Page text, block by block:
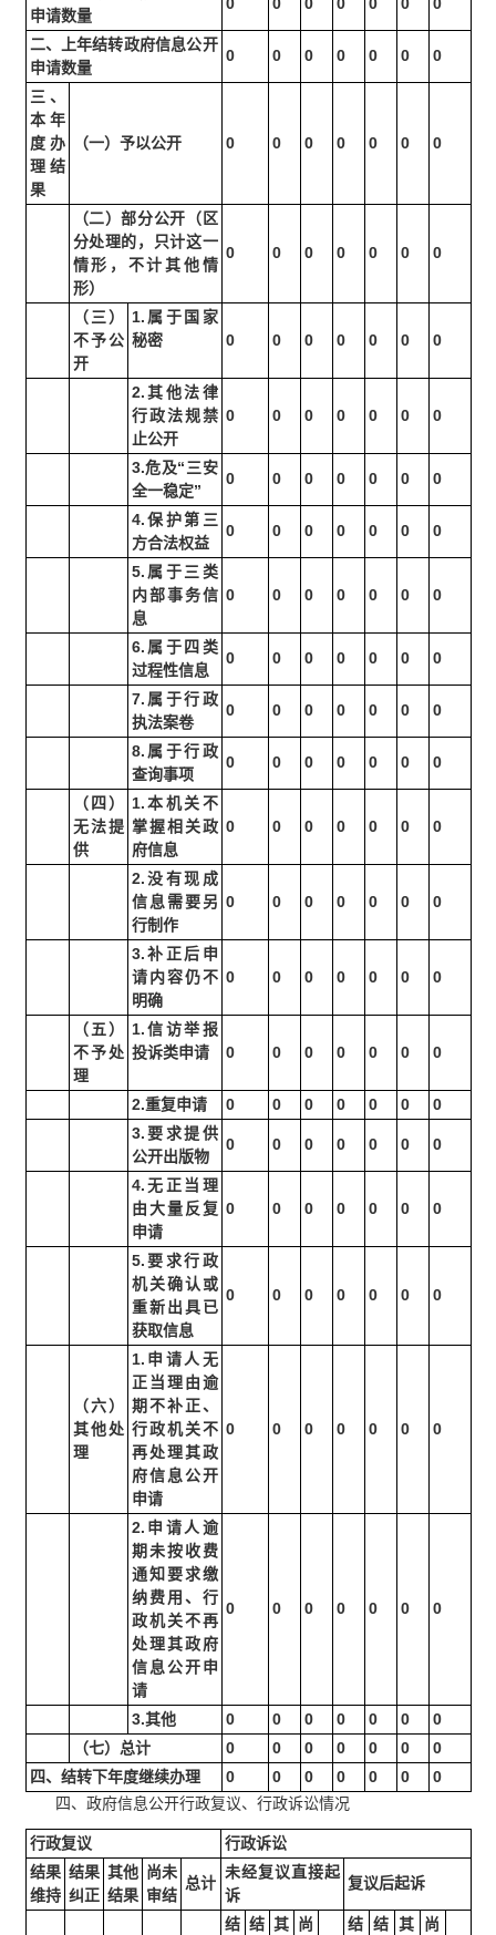
申请数量
二、上年结转政府信息公开
申请数量
0 0 0 0 0 0 0
三、
本年
度办
理结
果
（一）予以公开 0 0 0 0 0 0 0
（二）部分公开（区
分处理的，只计这一
情形，不计其他情
形）
0 0 0 0 0 0 0
（三）
不予公
开
1.属于国家
秘密
0 0 0 0 0 0 0
2.其他法律
行政法规禁
止公开
0 0 0 0 0 0 0
3.危及“三安
全一稳定”
0 0 0 0 0 0 0
4.保护第三
方合法权益
0 0 0 0 0 0 0
5.属于三类
内部事务信
息
0 0 0 0 0 0 0
6.属于四类
过程性信息
0 0 0 0 0 0 0
7.属于行政
执法案卷
0 0 0 0 0 0 0
8.属于行政
查询事项
0 0 0 0 0 0 0
（四）
无法提
供
1.本机关不
掌握相关政
府信息
0 0 0 0 0 0 0
2.没有现成
信息需要另
行制作
0 0 0 0 0 0 0
3.补正后申
请内容仍不
明确
0 0 0 0 0 0 0
（五）
不予处
理
1.信访举报
投诉类申请
0 0 0 0 0 0 0
2.重复申请 0 0 0 0 0 0
0
3.要求提供
公开出版物
0 0 0 0 0 0 0
4.无正当理
由大量反复
申请
0 0 0 0 0 0 0
5.要求行政
机关确认或
重新出具已
获取信息
0 0 0 0 0 0 0
（六）
其他处
理
1.申请人无
正当理由逾
期不补正、
行政机关不
再处理其政
府信息公开
申请
0 0 0 0 0 0 0
2.申请人逾
期未按收费
通知要求缴
纳费用、行
政机关不再
处理其政府
信息公开申
请
0 0 0 0 0 0 0
3.其他 0 0 0 0 0 0
0
（七）总计
0 0 0 0 0 0
0
四、结转下年度继续办理
0 0 0 0 0 0
0
四、政府信息公开行政复议、行政诉讼情况
行政复议
行政诉讼
结果
维持
结果
纠正
其他
结果
尚未
审结
总计
未经复议直接起
诉
复议后起诉
结 结 其 尚
结 结 其
尚